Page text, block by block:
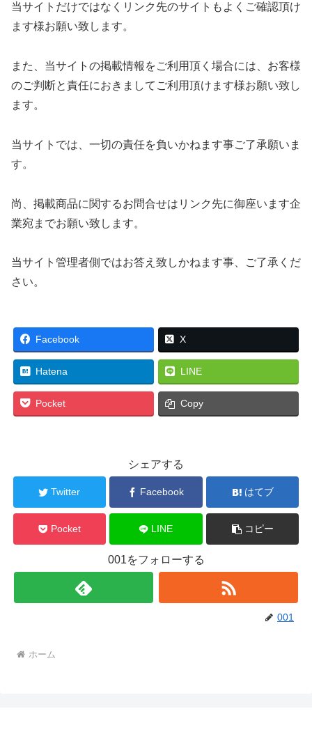
当サイトだけではなくリンク先のサイトもよくご確認頂け
ます様お願い致します。
また、当サイトの掲載情報をご利用頂く場合には、お客様
のご判断と責任におきましてご利用頂けます様お願い致し
ます。
当サイトでは、一切の責任を負いかねます事ご了承願いま
す。
尚、掲載商品に関するお問合せはリンク先に御座います企
業宛までお願い致します。
当サイト管理者側ではお答え致しかねます事、ご了承くだ
さい。
Facebook X
Hatena LINE
Pocket Copy
シェアする
Twitter Facebook はてブ
Pocket LINE コピー
001をフォローする
001
ホーム